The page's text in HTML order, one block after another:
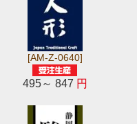
[AM-Z-0640]
495～ 847 円